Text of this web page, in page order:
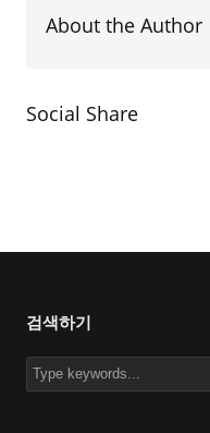
About the Author
Social Share
검색하기